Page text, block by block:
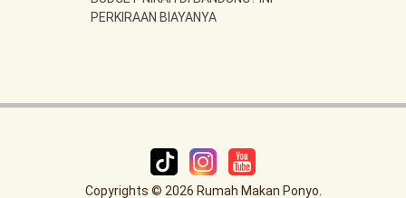
PERKIRAAN BIAYANYA
Copyrights © 2026 Rumah Makan Ponyo.